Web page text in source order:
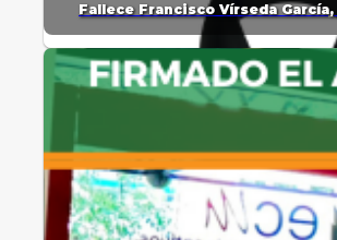
Fallece Francisco Vírseda